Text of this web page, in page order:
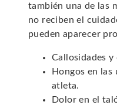
también una de las
no reciben el
pueden aparecer
Callosidades y
Hongos en las
atleta.
Dolor en el